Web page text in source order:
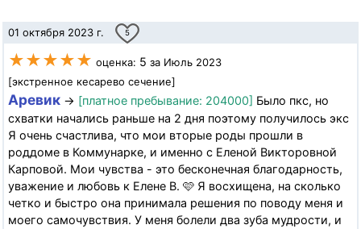
01 октября 2023 г. 5
★★★★★ оценка: 5 за Июль 2023
[экстренное кесарево сечение]
Аревик → [платное пребывание: 204000] Было пкс, но
схватки начались раньше на 2 дня поэтому получилось экс
Я очень счастлива, что мои вторые роды прошли в
роддоме в Коммунарке, и именно с Еленой Викторовной
Карповой. Мои чувства - это бесконечная благодарность,
уважение и любовь к Елене В. 🩷 Я восхищена, на сколько
четко и быстро она принимала решения по поводу меня и
моего самочувствия. У меня болели два зуба мудрости, и